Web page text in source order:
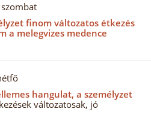
finom változatos étkezés
a melegvizes medence
hangulat, a személyzet
változatosak, jó